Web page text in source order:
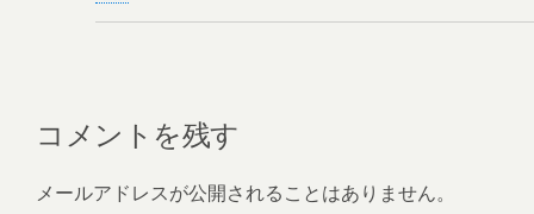
コメントを残す
メールアドレスが公開されることはありません。